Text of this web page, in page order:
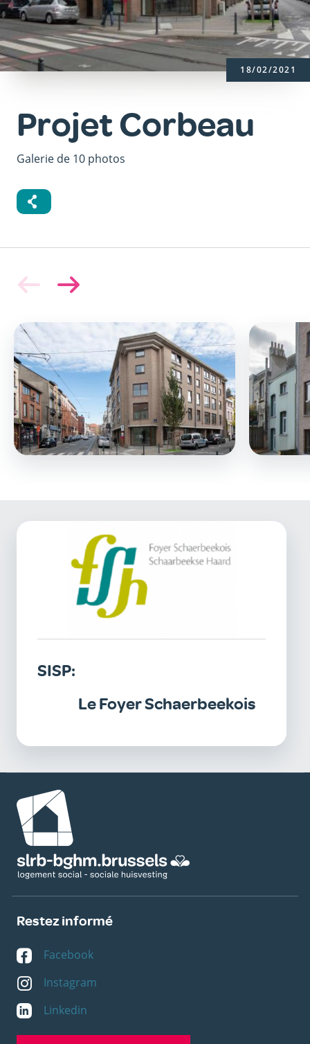
Projet Corbeau
Galerie de 10 photos
18/02/2021
Image Image
SISP:
Le Foyer Schaerbeekois
Image
Restez informé
Facebook
Instagram
Linkedin